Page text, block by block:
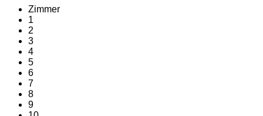
Zimmer
1
2
3
4
5
6
7
8
9